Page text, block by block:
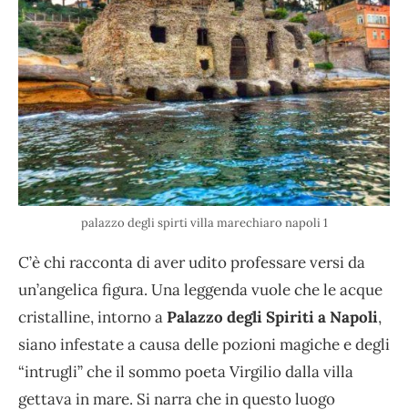
palazzo degli spirti villa marechiaro napoli 1
C’è chi racconta di aver udito professare versi da
un’angelica figura. Una leggenda vuole che le acque
cristalline, intorno aPalazzo degli Spiriti a Napoli,
siano infestate a causa delle pozioni magiche e degli
“intrugli” che il sommo poeta Virgilio dalla villa
gettava in mare. Si narra che in questo luogo